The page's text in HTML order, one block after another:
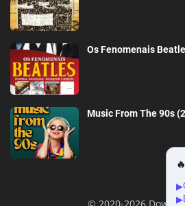
Os Fenomenais
Music From The 90s
▶
▶